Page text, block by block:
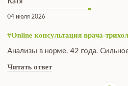
04 июля 2026
#Online консультация врача-
Анализы в норме. 42 года.
Читать ответ